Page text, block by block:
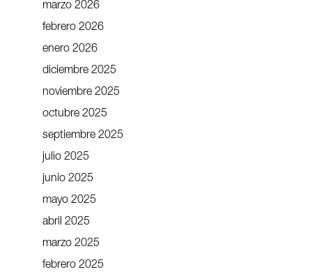
marzo 2026
febrero 2026
enero 2026
diciembre 2025
noviembre 2025
octubre 2025
septiembre 2025
julio 2025
junio 2025
mayo 2025
abril 2025
marzo 2025
febrero 2025